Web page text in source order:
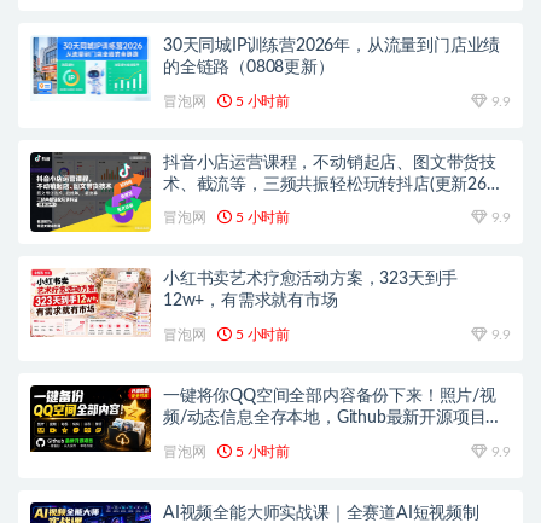
30天同城IP训练营2026年，从流量到门店业绩
的全链路（0808更新）
冒泡网 5 小时前 9.9
抖音小店运营课程，不动销起店、图文带货技
术、截流等，三频共振轻松玩转抖店(更新26年
08月)
冒泡网 5 小时前 9.9
小红书卖艺术疗愈活动方案，323天到手
12w+，有需求就有市场
冒泡网 5 小时前 9.9
一键将你QQ空间全部内容备份下来！照片/视
频/动态信息全存本地，Github最新开源项目
冒泡网 5 小时前 9.9
AI视频全能大师实战课｜全赛道AI短视频制